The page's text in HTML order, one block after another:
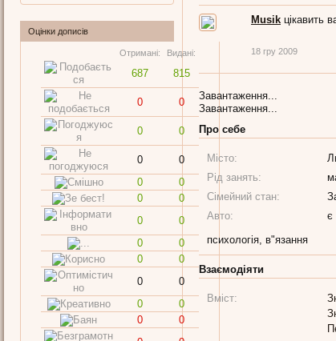
Оцінки дописів
Отримані: Видані:
687 815
0 0
0 0
0
0
0
0
0
0
0
0
0
0
0
0
0
0
0
0
0
0
Musik цікавить
18 гру 2009
Завантаження...
Завантаження...
Про себе
Місто:
Рід занять:
Сімейний стан:
Авто:
є
психологія, в"язання
Взаємодіяти
Вміст: